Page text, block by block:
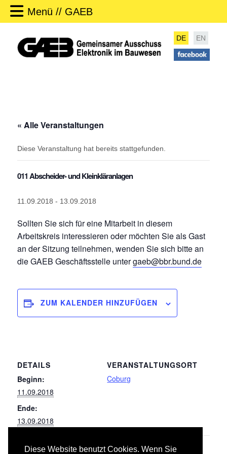
Diese Website benutzt Cookies. Wenn Sie
Menü // GAEB
DE EN
« Alle Veranstaltungen
Diese Veranstaltung hat bereits stattgefunden.
011 Abscheider- und Kleinkläranlagen
11.09.2018 - 13.09.2018
Sollten Sie sich für eine Mitarbeit in diesem
Arbeitskreis interessieren oder möchten Sie als Gast
an der Sitzung teilnehmen, wenden Sie sich bitte an
die GAEB Geschäftsstelle untergaeb@bbr.bund.de
ZUM KALENDER HINZUFÜGEN
DETAILS
Beginn:
11.09.2018
Ende:
13.09.2018
VERANSTALTUNGSORT
Coburg
055 Sicherheits- und 063